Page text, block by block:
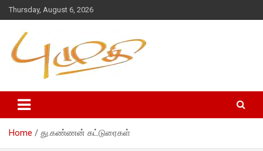
Thursday, August 6, 2026
Home து.கண்ணன் கட்டுரைகள்